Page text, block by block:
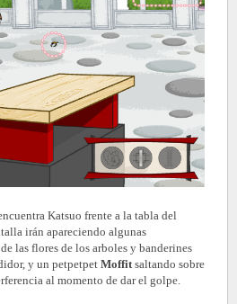
Katsuo frente a la tabla del
irán apareciendo algunas
las flores de los arboles y banderines
y un petpetpet Moffit saltando sobre
al momento de dar el golpe.